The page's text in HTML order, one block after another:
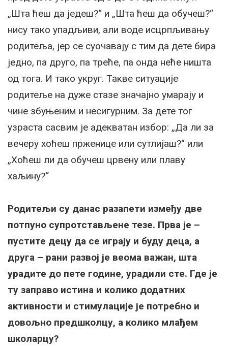
„Шта ћеш да једеш?“ и „Шта ћеш да обучеш?“
нису тако упадљиви, али воде исцрпљивању
родитеља, јер се суочавају с тим да дете бира
једно, па друго, па треће, па онда неће ништа
од тога. И тако укруг. Такве ситуације
родитеље на дуже стазе значајно умарају и
чине збуњеним и несигурним. За дете тог
узраста сасвим је адекватан избор: „Да ли за
вечеру хоћеш прженице или сутлијаш?“ или
„Хоћеш ли да обучеш црвену или плаву
хаљину?“
Родитељи су данас разапети између две
потпуно супротстављене тезе. Прва је –
пустите децу да се играју и буду деца, а
друга – рани развој је веома важан, шта
урадите до пете године, урадили сте. Где је
ту заправо истина и колико додатних
активности и стимулације је потребно и
довољно предшколцу, а колико млађем
школарцу?